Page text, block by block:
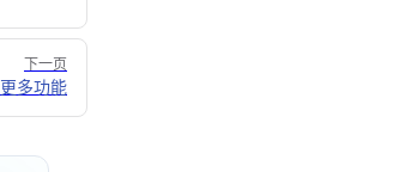
下一页
更多功能